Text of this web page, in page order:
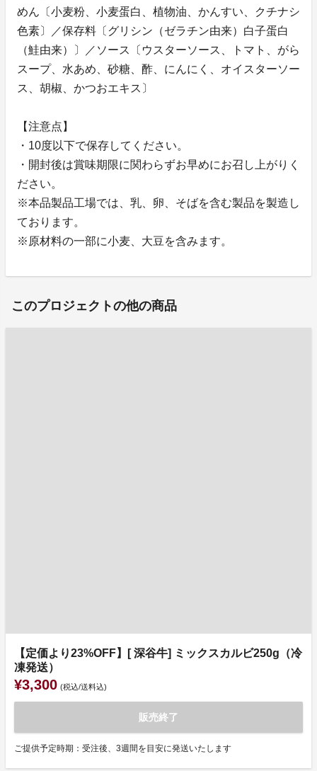
めん〔小麦粉、小麦蛋白、植物油、かんすい、クチナシ
色素〕／保存料〔グリシン（ゼラチン由来）白子蛋白
（鮭由来）〕／ソース〔ウスターソース、トマト、がら
スープ、水あめ、砂糖、酢、にんにく、オイスターソー
ス、胡椒、かつおエキス〕
【注意点】
・10度以下で保存してください。
・開封後は賞味期限に関わらずお早めにお召し上がりく
ださい。
※本品製品工場では、乳、卵、そばを含む製品を製造し
ております。
※原材料の一部に小麦、大豆を含みます。
このプロジェクトの他の商品
【定価より23%OFF】[ 深谷牛] ミックスカルビ250g（冷
凍発送）
¥3,300 (税込/送料込)
販売終了
ご提供予定時期：受注後、3週間を目安に発送いたします